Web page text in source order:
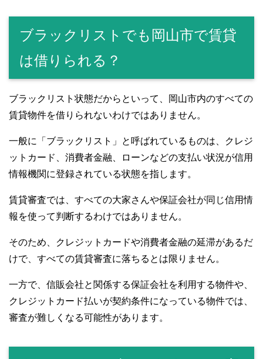
ブラックリストでも岡山市で賃貸
は借りられる？
ブラックリスト状態だからといって、岡山市内のすべての
賃貸物件を借りられないわけではありません。
一般に「ブラックリスト」と呼ばれているものは、クレジ
ットカード、消費者金融、ローンなどの支払い状況が信用
情報機関に登録されている状態を指します。
賃貸審査では、すべての大家さんや保証会社が同じ信用情
報を使って判断するわけではありません。
そのため、クレジットカードや消費者金融の延滞があるだ
けで、すべての賃貸審査に落ちるとは限りません。
一方で、信販会社と関係する保証会社を利用する物件や、
クレジットカード払いが契約条件になっている物件では、
審査が難しくなる可能性があります。